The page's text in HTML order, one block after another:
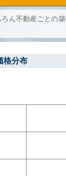
ん不動産ごとの
格分布